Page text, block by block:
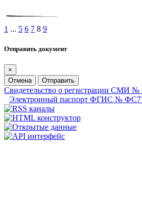
1 ... 5 6 7 8 9
Отправить документ
×
Отмена
Отправить
Свидетельство о регистрации СМИ
Электронный паспорт ФГИС №